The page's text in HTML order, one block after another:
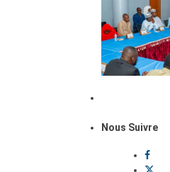
Nous Suivre